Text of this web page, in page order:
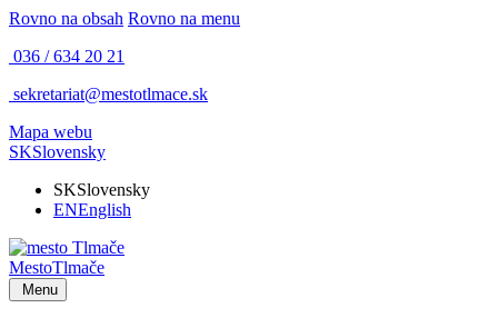
Rovno na obsah Rovno na menu
036 / 634 20 21
sekretariat@mestotlmace.sk
Mapa webu
SKSlovensky
SKSlovensky
ENEnglish
MestoTlmače
Menu